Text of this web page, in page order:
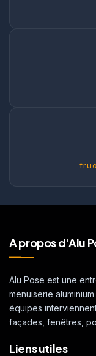
A propos d'Alu
Alu Pose est une
menuiserie
équipes
façades, fenêtres,
Liens utiles